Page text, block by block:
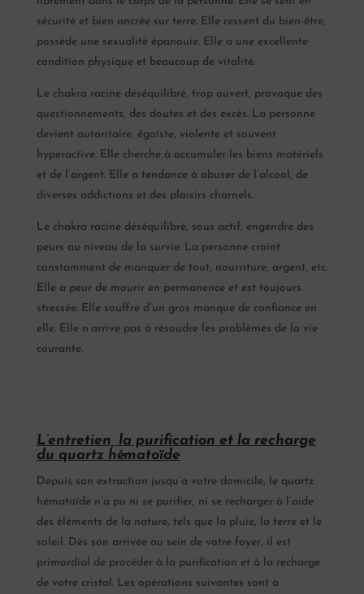
sécurité et bien ancrée sur terre. Elle ressent du bien-être,
possède une sexualité épanouie. Elle a une excellente
condition physique et beaucoup de vitalité.
Le chakra racine déséquilibré, trop ouvert, provoque des
questionnements, des doutes et des excès. La personne
devient autoritaire, égoïste, violente et souvent
hyperactive. Elle cherche à accumuler les biens matériels
et de l’argent. Elle a tendance à abuser de l’alcool, de
diverses addictions et des plaisirs charnels.
Le chakra racine déséquilibré, sous actif, engendre des
peurs au niveau de la survie. La personne craint
constamment de manquer de tout, nourriture, argent, etc.
Elle a peur de mourir en permanence et est toujours
stressée. Elle souffre d’un gros manque de confiance en
elle. Elle n’arrive pas à résoudre les problèmes de la vie
courante.
L’entretien, la purification et la recharge
du quartz hématoïde
Depuis son extraction jusqu’à votre domicile, le quartz
hématoïde n’a pu ni se purifier, ni se recharger à l’aide
des éléments de la nature, tels que la pluie, la terre et le
soleil. Dès son arrivée au sein de votre foyer, il est
primordial de procéder à la purification et à la recharge
de votre cristal. Les opérations suivantes sont à